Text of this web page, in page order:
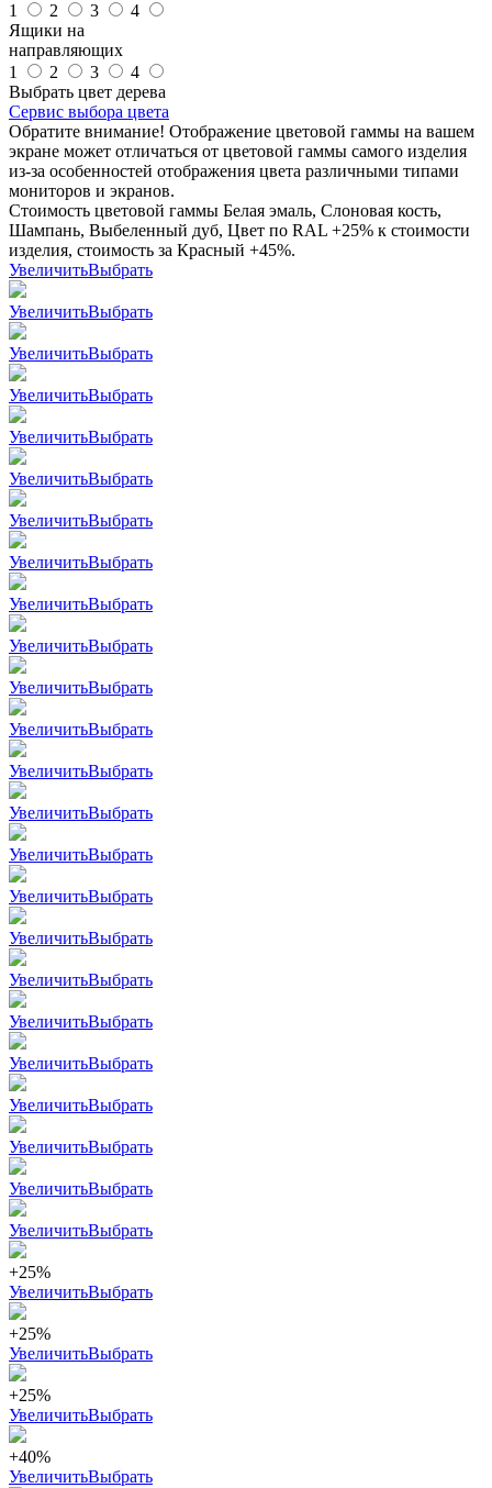
1
2 3
4
Ящики на
направляющих
1
2 3
4
Выбрать цвет дерева
Сервис выбора цвета
Обратите внимание! Отображение цветовой гаммы на вашем
экране может отличаться от цветовой гаммы самого изделия
из-за особенностей отображения цвета различными типами
мониторов и экранов.
Стоимость цветовой гаммы Белая эмаль, Слоновая кость,
Шампань, Выбеленный дуб, Цвет по RAL +25% к стоимости
изделия, стоимость за Красный +45%.
УвеличитьВыбрать
УвеличитьВыбрать
УвеличитьВыбрать
УвеличитьВыбрать
УвеличитьВыбрать
УвеличитьВыбрать
УвеличитьВыбрать
УвеличитьВыбрать
УвеличитьВыбрать
УвеличитьВыбрать
УвеличитьВыбрать
УвеличитьВыбрать
УвеличитьВыбрать
УвеличитьВыбрать
УвеличитьВыбрать
УвеличитьВыбрать
УвеличитьВыбрать
УвеличитьВыбрать
УвеличитьВыбрать
УвеличитьВыбрать
УвеличитьВыбрать
УвеличитьВыбрать
УвеличитьВыбрать
УвеличитьВыбрать
+25%
УвеличитьВыбрать
+25%
УвеличитьВыбрать
+25%
УвеличитьВыбрать
+40%
УвеличитьВыбрать